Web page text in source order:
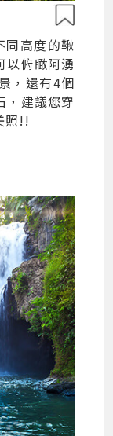
同高度的鞦
以俯瞰阿湧
，還有4個
，建議您穿
照!!